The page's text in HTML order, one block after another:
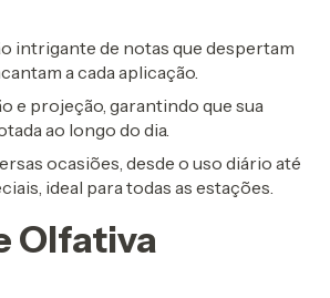
intrigante de notas que despertam
a cada aplicação.
e projeção, garantindo que sua
ao longo do dia.
ocasiões, desde o uso diário até
ideal para todas as estações.
Olfativa